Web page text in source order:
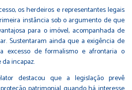
os herdeiros e representantes legais
instância sob o argumento de que
para o imóvel, acompanhada de
Sustentaram ainda que a exigência de
excesso de formalismo e afrontaria o
incapaz.
destacou que a legislação prevê